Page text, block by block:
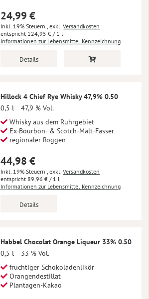
24,99 €
Inkl. 19% Steuern , exkl. Versandkosten
124,95 € / 1 l
Informationen zur Lebensmittel Kennzeichnung
Details
Hillock 4 Chief Rye Whisky 47,9% 0.50
0,5 l
47,9 % Vol.
Whisky aus dem Ruhrgebiet
Ex-Bourbon- & Scotch-Malt-Fässer
regionaler Roggen
44,98 €
Inkl. 19% Steuern , exkl. Versandkosten
89,96 € / 1 l
Informationen zur Lebensmittel Kennzeichnung
Details
Habbel Chocolat Orange Liqueur 33% 0.50
0,5 l
33 % Vol.
fruchtiger Schokoladenlikör
Orangendestillat
Plantagen-Kakao